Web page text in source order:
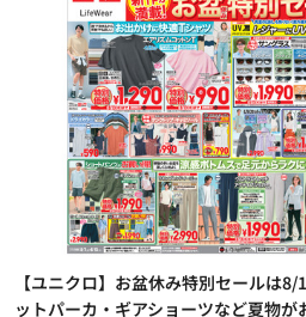
【ユニクロ】お盆休み特別セールは
ットパーカ・ギアショーツなど夏物が